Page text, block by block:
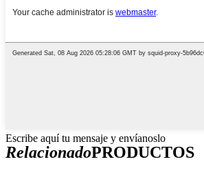
Escribe aquí tu mensaje y envíanoslo
RelacionadoPRODUCTOS